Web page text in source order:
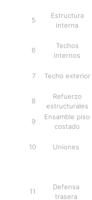
5
Estructura
interna
6
Techos
internos
7 Techo exterior
8
Refuerzo
estructurales
9
Ensamble piso
costado
10 Uniones
11
Defensa
trasera